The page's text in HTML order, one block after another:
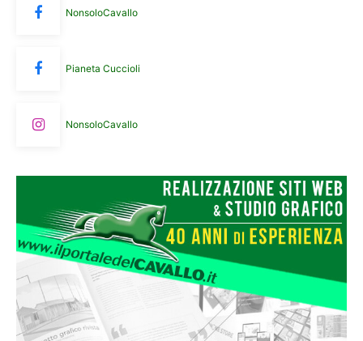
NonsoloCavallo
Pianeta Cuccioli
NonsoloCavallo